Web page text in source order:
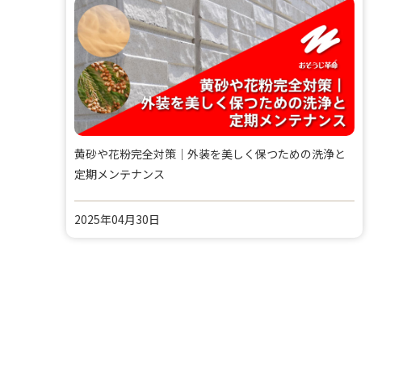
黄砂や花粉完全対策｜外装を美しく保つための洗浄と
定期メンテナンス
2025年04月30日